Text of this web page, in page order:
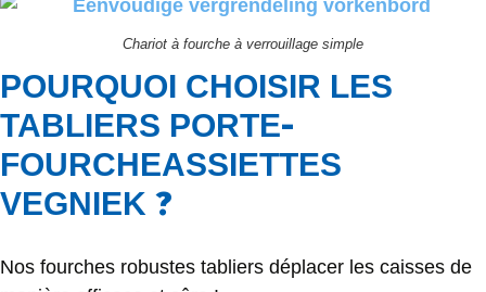
Chariot à fourche à verrouillage simple
POURQUOI CHOISIR LES
TABLIERS PORTE-
FOURCHEASSIETTES
VEGNIEK ?
Nos fourches robustes tabliers déplacer les caisses de